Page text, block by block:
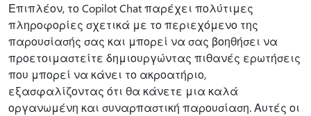
Επιπλέον, το Copilot Chat παρέχει πολύτιμες
πληροφορίες σχετικά με το περιεχόμενο της
παρουσίασής σας και μπορεί να σας βοηθήσει να
προετοιμαστείτε δημιουργώντας πιθανές ερωτήσεις
που μπορεί να κάνει το ακροατήριο,
εξασφαλίζοντας ότι θα κάνετε μια καλά
οργανωμένη και συναρπαστική παρουσίαση. Αυτές οι